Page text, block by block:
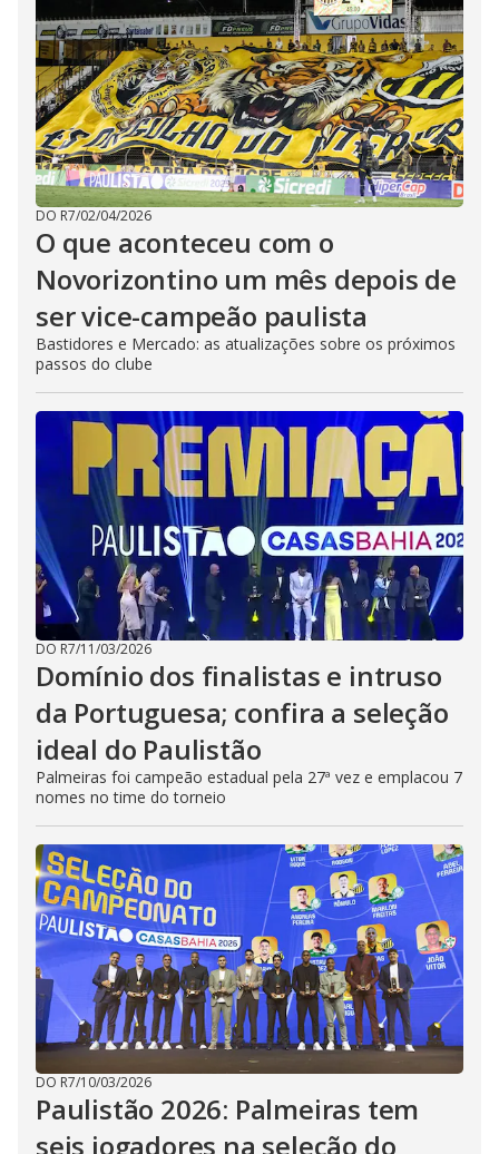
DO R7/02/04/2026
O que aconteceu com o
Novorizontino um mês depois de
ser vice-campeão paulista
Bastidores e Mercado: as atualizações sobre os próximos
passos do clube
DO R7/11/03/2026
Domínio dos finalistas e intruso
da Portuguesa; confira a seleção
ideal do Paulistão
Palmeiras foi campeão estadual pela 27ª vez e emplacou 7
nomes no time do torneio
DO R7/10/03/2026
Paulistão 2026: Palmeiras tem
seis jogadores na seleção do